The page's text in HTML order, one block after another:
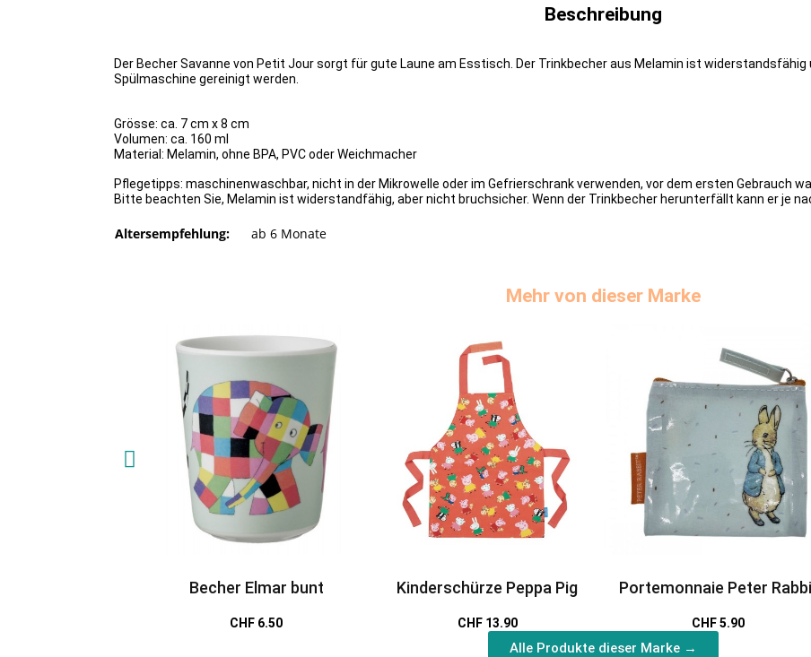
Beschreibung
Der Becher Savanne von Petit Jour sorgt für gute Laune am Esstisch. Der Trinkbecher aus Melamin ist
Spülmaschine gereinigt werden.
Grösse: ca. 7 cm x 8 cm
Volumen: ca. 160 ml
Material: Melamin, ohne BPA, PVC oder Weichmacher​
Pflegetipps: maschinenwaschbar, nicht in der Mikrowelle oder im Gefrierschrank verwenden, vor dem ersten Gebrauch
Bitte beachten Sie, Melamin ist widerstandfähig, aber nicht bruchsicher. Wenn der Trinkbecher herunterfällt kann er je
Altersempfehlung: ab 6 Monate
Mehr von dieser Marke
Becher Elmar bunt
CHF 6.50
Kinderschürze Peppa Pig
CHF 13.90
Portemonnaie Peter
CHF 5.90
Alle Produkte dieser Marke →